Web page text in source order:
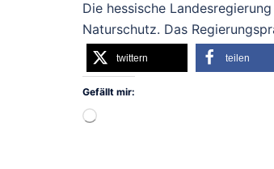
Die hessische
Naturschutz. Das
twittern teilen
Gefällt mir:
Wird